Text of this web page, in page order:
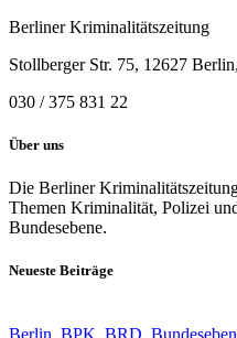
Berliner Kriminalitätszeitung
Stollberger Str. 75, 12627
030 / 375 831 22
Über uns
Die Berliner
Themen Kriminalität, Polizei
Bundesebene.
Neueste Beiträge
Berlin BPK BRD